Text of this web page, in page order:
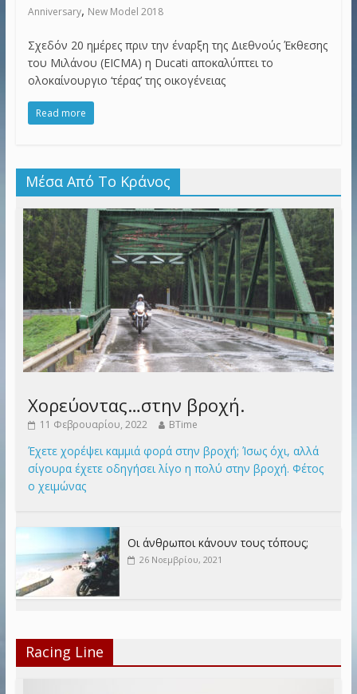
Anniversary, New Model 2018
Σχεδόν 20 ημέρες πριν την έναρξη της Διεθνούς Έκθεσης
του Μιλάνου (EICMA) η Ducati αποκαλύπτει το
ολοκαίνουργιο ‘τέρας’ της οικογένειας
Read more
Μέσα Από Το Κράνος
Χορεύοντας…στην βροχή.
11 Φεβρουαρίου, 2022 BTime
Έχετε χορέψει καμμιά φορά στην βροχή; Ίσως όχι, αλλά
σίγουρα έχετε οδηγήσει λίγο η πολύ στην βροχή. Φέτος
ο χειμώνας
Οι άνθρωποι κάνουν τους τόπους;
26 Νοεμβρίου, 2021
Racing Line